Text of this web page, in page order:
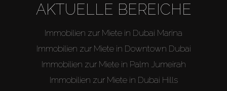
AKTUELLE BEREICHE
Immobilien zur Miete in Dubai Marina
Immobilien zur Miete in Downtown Dubai
Immobilien zur Miete in Palm Jumeirah
Immobilien zur Miete in Dubai Hills